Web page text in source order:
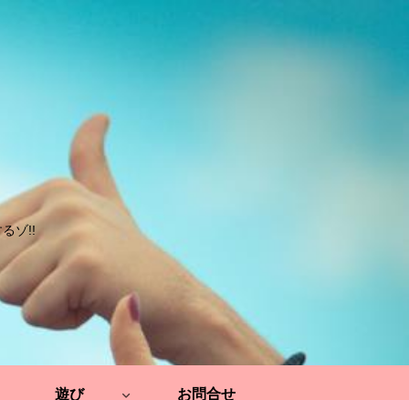
ゾ!!
遊び お問合せ